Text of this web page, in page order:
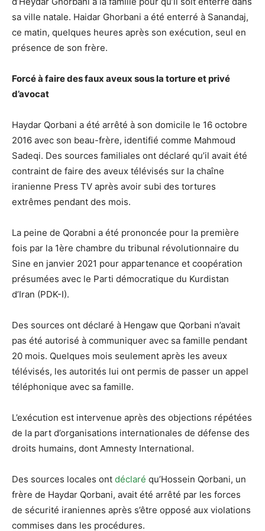
sa ville natale. Haidar Ghorbani a été enterré à Sanandaj,
ce matin, quelques heures après son exécution, seul en
présence de son frère.
Forcé à faire des faux aveux sous la torture et privé
d’avocat
Haydar Qorbani a été arrêté à son domicile le 16 octobre
2016 avec son beau-frère, identifié comme Mahmoud
Sadeqi. Des sources familiales ont déclaré qu’il avait été
contraint de faire des aveux télévisés sur la chaîne
iranienne Press TV après avoir subi des tortures
extrêmes pendant des mois.
La peine de Qorabni a été prononcée pour la première
fois par la 1ère chambre du tribunal révolutionnaire du
Sine en janvier 2021 pour appartenance et coopération
présumées avec le Parti démocratique du Kurdistan
d’Iran (PDK-I).
Des sources ont déclaré à Hengaw que Qorbani n’avait
pas été autorisé à communiquer avec sa famille pendant
20 mois. Quelques mois seulement après les aveux
télévisés, les autorités lui ont permis de passer un appel
téléphonique avec sa famille.
L’exécution est intervenue après des objections répétées
de la part d’organisations internationales de défense des
droits humains, dont Amnesty International.
Des sources locales ont déclaré qu’Hossein Qorbani, un
frère de Haydar Qorbani, avait été arrêté par les forces
de sécurité iraniennes après s’être opposé aux violations
commises dans les procédures.